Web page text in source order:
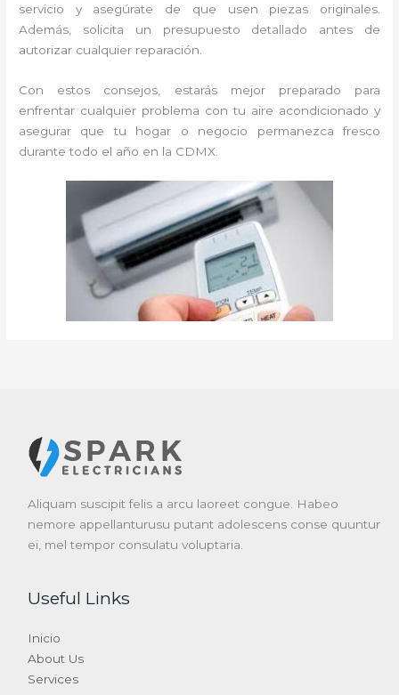
servicio y asegúrate de que usen piezas originales.
Además, solicita un presupuesto detallado antes de
autorizar cualquier reparación.
Con estos consejos, estarás mejor preparado para
enfrentar cualquier problema con tu aire acondicionado y
asegurar que tu hogar o negocio permanezca fresco
durante todo el año en la CDMX.
Aliquam suscipit felis a arcu laoreet congue. Habeo
nemore appellanturusu putant adolescens conse quuntur
ei, mel tempor consulatu voluptaria.
Useful Links
Inicio
About Us
Services